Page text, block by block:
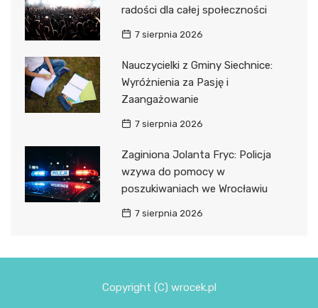
radości dla całej społeczności
7 sierpnia 2026
Nauczycielki z Gminy Siechnice:
Wyróżnienia za Pasję i
Zaangażowanie
7 sierpnia 2026
Zaginiona Jolanta Fryc: Policja
wzywa do pomocy w
poszukiwaniach we Wrocławiu
7 sierpnia 2026
Copyright (C) wrocek.pl